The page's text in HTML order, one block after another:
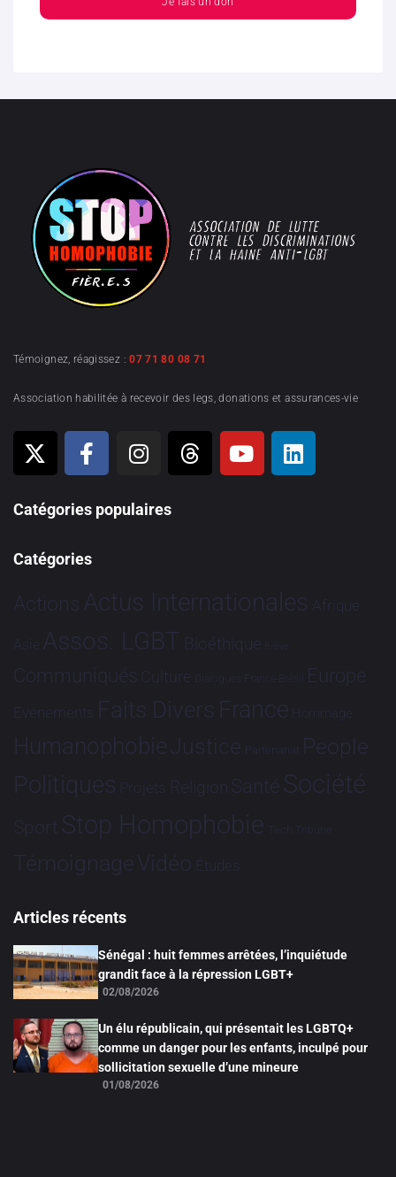
Témoignez, réagissez :07 71 80 08 71
Association habilitée à recevoir des legs, donations et assurances-vie
Catégories populaires
Catégories
Actions Actus Internationales Afrique
Asie Assos. LGBT Bioéthique Brève
Communiqués Culture Dialogues France-Brésil Europe
Evénements Faits Divers France Hommage
HumanophobieJustice Partenariat People
Politiques Projets Religion Santé Société
Sport Stop Homophobie Tech Tribune
TémoignageVidéo Études
Articles récents
Sénégal : huit femmes arrêtées, l’inquiétude
grandit face à la répression LGBT+
02/08/2026
Un élu républicain, qui présentait les LGBTQ+
comme un danger pour les enfants, inculpé pour
sollicitation sexuelle d’une mineure
01/08/2026